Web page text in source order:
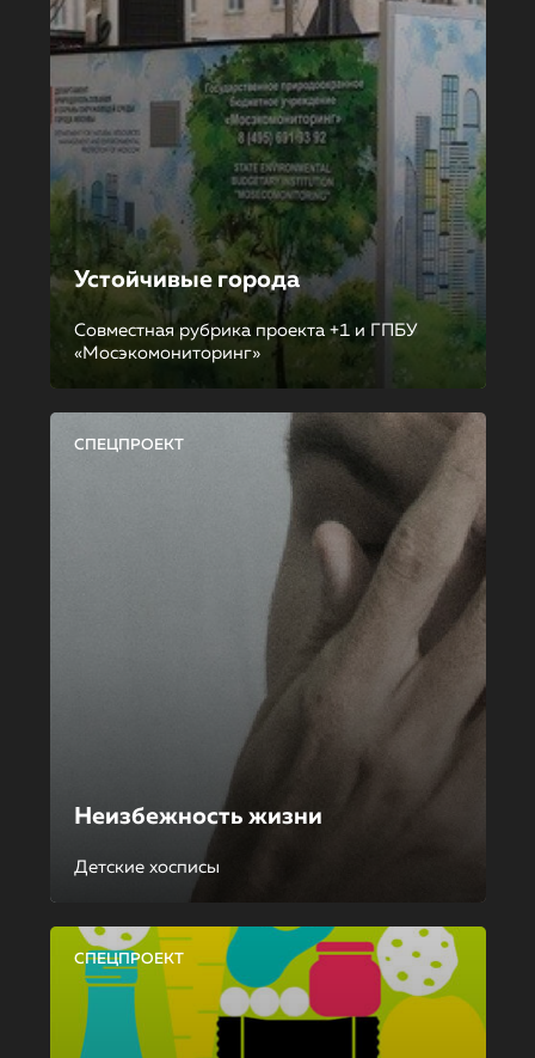
Устойчивые города
Совместная рубрика проекта +1 и ГПБУ
«Мосэкомониторинг»
СПЕЦПРОЕКТ
Неизбежность жизни
Детские хосписы
СПЕЦПРОЕКТ